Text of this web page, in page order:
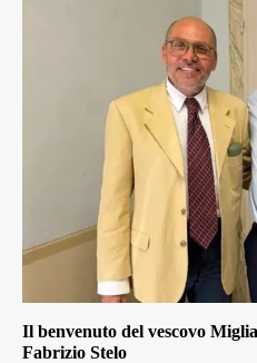
Il benvenuto del vescovo
Fabrizio Stelo